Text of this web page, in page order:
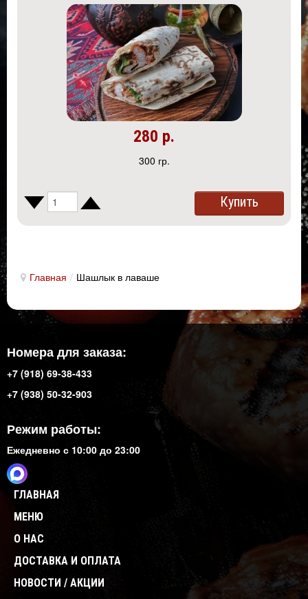
280 р.
300 гр.
Купить
Главная / Шашлык в лаваше
Номера для заказа:
+7 (918) 69-38-433
+7 (938) 50-32-903
Режим работы:
Ежедневно с 10:00 до 23:00
ГЛАВНАЯ
МЕНЮ
О НАС
ДОСТАВКА И ОПЛАТА
НОВОСТИ / АКЦИИ